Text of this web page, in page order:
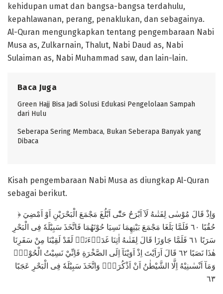
kehidupan umat dan bangsa-bangsa terdahulu,
kepahlawanan, perang, penaklukan, dan sebagainya.
Al-Quran mengungkapkan tentang pengembaraan Nabi
Musa as, Zulkarnain, Thalut, Nabi Daud as, Nabi
Sulaiman as, Nabi Muhammad saw, dan lain-lain.
Baca Juga
Green Hajj Bisa Jadi Solusi Edukasi Pengelolaan Sampah
dari Hulu
Seberapa Sering Membaca, Bukan Seberapa Banyak yang
Dibaca
Kisah pengembaraan Nabi Musa as diungkap Al-Quran
sebagai berikut.
﴿ وَاِذْ قَالَ مُوْسٰى لِفَتٰىهُ لَآ اَبْرَحُ حَتّٰٓى اَبْلُغَ مَجْمَعَ الْبَحْرَيْنِ اَوْ اَمْضِيَ
حُقُبًا ٦٠ فَلَمَّا بَلَغَا مَجْمَعَ بَيْنِهِمَا نَسِيَا حُوْتَهُمَا فَاتَّخَذَ سَبِيْلَهٗ فِى الْبَحْرِ
سَرَبًا ٦١ فَلَمَّا جَاوَزَا قَالَ لِفَتٰىهُ اٰتِنَا غَدَاۤءَنَاۖ لَقَدْ لَقِيْنَا مِنْ سَفَرِنَا
هٰذَا نَصَبًا ٦٢ قَالَ اَرَاَيْتَ اِذْ اَوَيْنَآ اِلَى الصَّخْرَةِ فَاِنِّيْ نَسِيْتُ الْحُوْتَۖ
وَمَآ اَنْسٰىنِيْهُ اِلَّا الشَّيْطٰنُ اَنْ اَذْكُرَهٗۚ وَاتَّخَذَ سَبِيْلَهٗ فِى الْبَحْرِ عَجَبًا
٦٣